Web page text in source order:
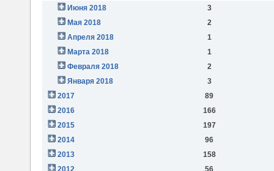
Июня 2018
3
Мая 2018
2
Апреля 2018
1
Марта 2018
1
Февраля 2018
2
Января 2018
3
2017
89
2016
166
2015
197
2014
96
2013
158
2012
56